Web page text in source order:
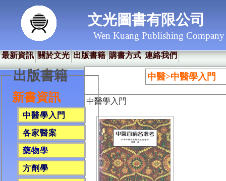
文光圖書有限公司
Wen Kuang Publishing Company
最新資訊 關於文光 出版書籍 購書方式 連絡我們
出版書籍
新書資訊
中醫學入門
各家醫案
藥物學
方劑學
中醫>中醫學入門
中醫學入門